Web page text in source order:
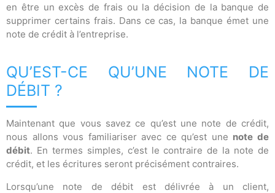
en être un excès de frais ou la décision de la banque de
supprimer certains frais. Dans ce cas, la banque émet une
note de crédit à l’entreprise.
QU’EST-CE QU’UNE NOTE DE
DÉBIT ?
Maintenant que vous savez ce qu’est une note de crédit,
nous allons vous familiariser avec ce qu’est une note de
débit. En termes simples, c’est le contraire de la note de
crédit, et les écritures seront précisément contraires.
Lorsqu’une note de débit est délivrée à un client,